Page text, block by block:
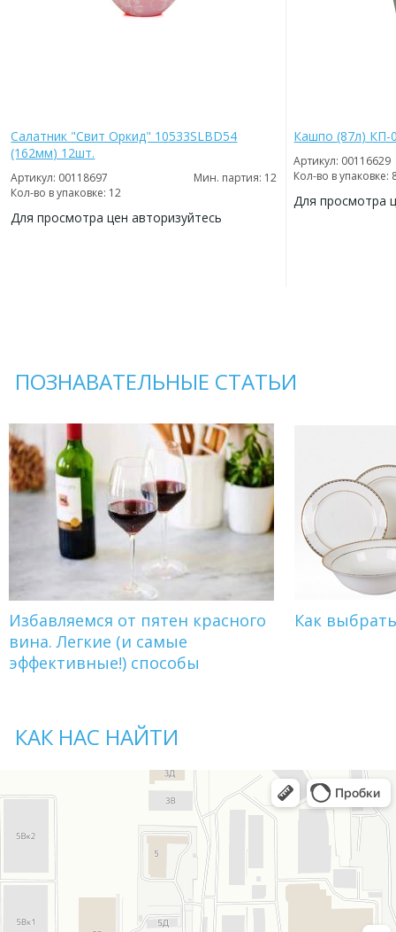
Салатник "Свит Оркид" 10533SLBD54
(162мм) 12шт.
Артикул: 00118697
Мин. партия: 12
Кол-во в упаковке: 12
Для просмотра цен авторизуйтесь
Кашпо (87л) КП-
Артикул: 00116629
Кол-во в упаковке:
Для просмотра
ПОЗНАВАТЕЛЬНЫЕ СТАТЬИ
Избавляемся от пятен красного
вина. Легкие (и самые
эффективные!) способы
Как
КАК НАС НАЙТИ